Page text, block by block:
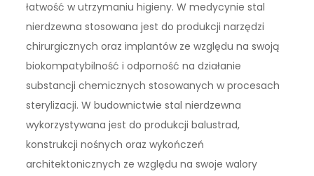
łatwość w utrzymaniu higieny. W medycynie stal
nierdzewna stosowana jest do produkcji narzędzi
chirurgicznych oraz implantów ze względu na swoją
biokompatybilność i odporność na działanie
substancji chemicznych stosowanych w procesach
sterylizacji. W budownictwie stal nierdzewna
wykorzystywana jest do produkcji balustrad,
konstrukcji nośnych oraz wykończeń
architektonicznych ze względu na swoje walory